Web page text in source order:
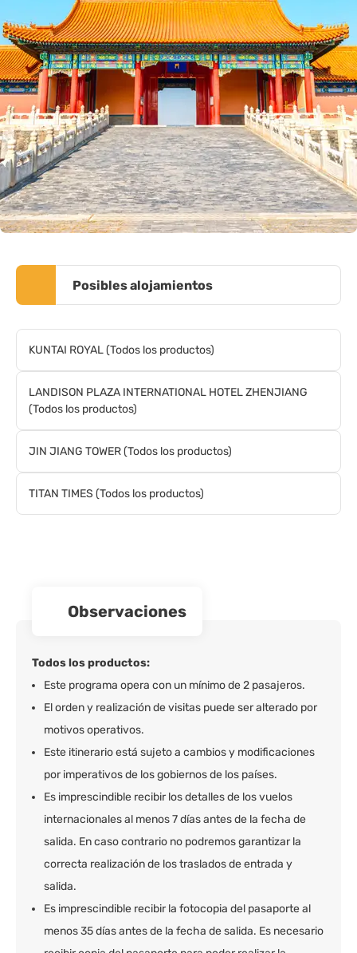
Posibles alojamientos
KUNTAI ROYAL (Todos los productos)
LANDISON PLAZA INTERNATIONAL HOTEL ZHENJIANG
(Todos los productos)
JIN JIANG TOWER (Todos los productos)
TITAN TIMES (Todos los productos)
observaciones
Todos los productos:
Este programa opera con un mínimo de 2 pasajeros.
El orden y realización de visitas puede ser alterado por
motivos operativos.
Este itinerario está sujeto a cambios y modificaciones
por imperativos de los gobiernos de los países.
Es imprescindible recibir los detalles de los vuelos
internacionales al menos 7 días antes de la fecha de
salida. En caso contrario no podremos garantizar la
correcta realización de los traslados de entrada y
salida.
Es imprescindible recibir la fotocopia del pasaporte al
menos 35 días antes de la fecha de salida. Es necesario